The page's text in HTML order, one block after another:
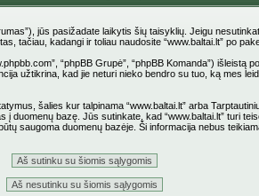
jūs pasižadate laikytis šių taisyklių. Jeigu
tačiau, kadangi ir toliau naudosite “www.baltai.lt” po
“phpBB Grupė”, “phpBB Komanda”) išleistą
užtikrina, kad jie neturi nieko bendro su tuo, ką mes
šalies kur talpinama “www.baltai.lt” arba
bazę. Jūs sutinkate, kad “www.baltai.lt” turi
saugoma duomenų bazėje. Ši informacija nebus